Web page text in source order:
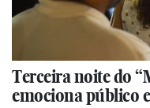
Terceira noite do
emociona público